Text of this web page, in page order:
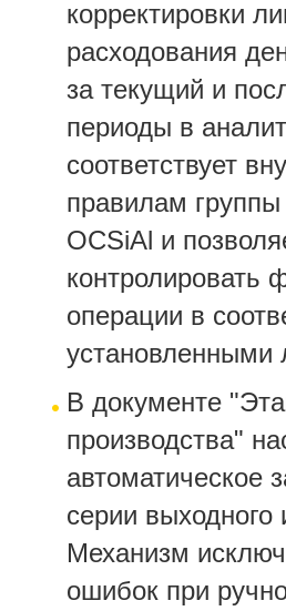
корректировки
расходования
за текущий и
периоды в
соответствует
правилам
OCSiAl и
контролировать
операции в
установленными
В документе
производства"
автоматическое
серии выходного
Механизм
ошибок при